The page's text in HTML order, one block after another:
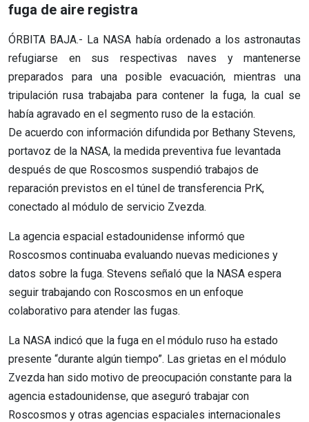
fuga de aire registra
ÓRBITA BAJA.- La NASA había ordenado a los astronautas
refugiarse en sus respectivas naves y mantenerse
preparados para una posible evacuación, mientras una
tripulación rusa trabajaba para contener la fuga, la cual se
había agravado en el segmento ruso de la estación.
De acuerdo con información difundida por Bethany Stevens,
portavoz de la NASA, la medida preventiva fue levantada
después de que Roscosmos suspendió trabajos de
reparación previstos en el túnel de transferencia PrK,
conectado al módulo de servicio Zvezda.
La agencia espacial estadounidense informó que
Roscosmos continuaba evaluando nuevas mediciones y
datos sobre la fuga. Stevens señaló que la NASA espera
seguir trabajando con Roscosmos en un enfoque
colaborativo para atender las fugas.
La NASA indicó que la fuga en el módulo ruso ha estado
presente “durante algún tiempo”. Las grietas en el módulo
Zvezda han sido motivo de preocupación constante para la
agencia estadounidense, que aseguró trabajar con
Roscosmos y otras agencias espaciales internacionales